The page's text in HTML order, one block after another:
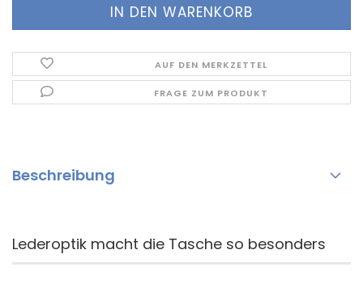
AUF DEN MERKZETTEL
FRAGE ZUM PRODUKT
Beschreibung
Lederoptik macht die Tasche so besonders